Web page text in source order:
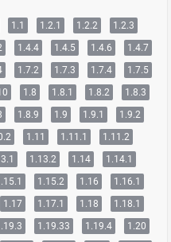
1.1 1.2.1 1.2.2
1.2.3
1.4.4 1.4.5 1.4.6
1.4.7
1.7.2 1.7.3 1.7.4
1.7.5
1.8 1.8.1 1.8.2
1.8.3
1.8.9 1.9 1.9.1
1.9.2
1.11 1.11.1
1.11.2
1.13.2 1.14
1.14.1
1.15.2 1.16
1.16.1
1.17 1.17.1 1.18
1.18.1
1.19.33 1.19.4
1.20